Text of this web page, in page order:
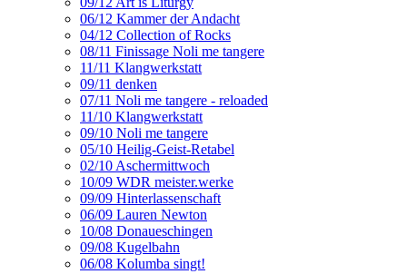
06/12 Kammer der Andacht
04/12 Collection of Rocks
08/11 Finissage Noli me tangere
11/11 Klangwerkstatt
09/11 denken
07/11 Noli me tangere - reloaded
11/10 Klangwerkstatt
09/10 Noli me tangere
05/10 Heilig-Geist-Retabel
02/10 Aschermittwoch
10/09 WDR meister.werke
09/09 Hinterlassenschaft
06/09 Lauren Newton
10/08 Donaueschingen
09/08 Kugelbahn
06/08 Kolumba singt!